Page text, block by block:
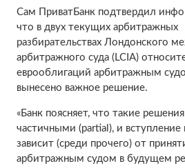
Сам ПриватБанк подтвердил
что в двух текущих арбитражных
разбирательствах Лондонского
арбитражного суда (LCIA)
еврооблигаций арбитражным
вынесено важное решение.
«Банк поясняет, что такие
частичными (partial), и вступление
зависит (среди прочего) от
арбитражным судом в будущем